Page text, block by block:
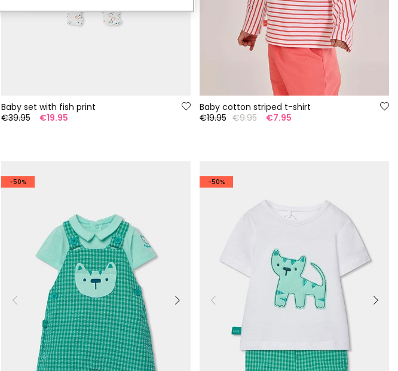
Baby set with fish print
€39.95
€19.95
Baby cotton striped t-shirt
€19.95 €9.95 €7.95
-50% -50%